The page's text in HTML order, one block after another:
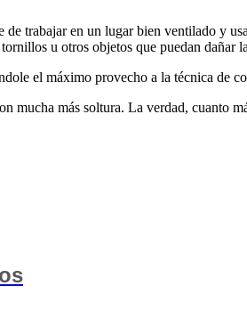
trabajar en un lugar bien ventilado y
u otros objetos que puedan dañar
el máximo provecho a la técnica de
mucha más soltura. La verdad, cuanto